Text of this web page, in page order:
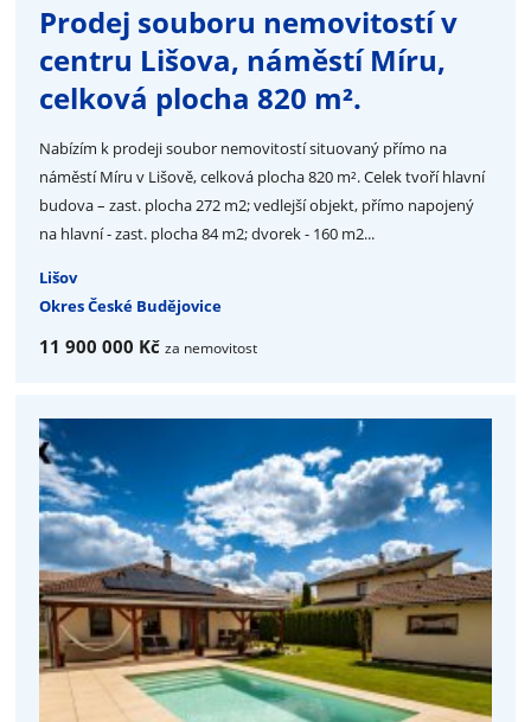
Prodej souboru nemovitostí v
centru Lišova, náměstí Míru,
celková plocha 820 m².
Nabízím k prodeji soubor nemovitostí situovaný přímo na
náměstí Míru v Lišově, celková plocha 820 m². Celek tvoří hlavní
budova – zast. plocha 272 m2; vedlejší objekt, přímo napojený
na hlavní - zast. plocha 84 m2; dvorek - 160 m2...
Lišov
Okres České Budějovice
11 900 000 Kč za nemovitost